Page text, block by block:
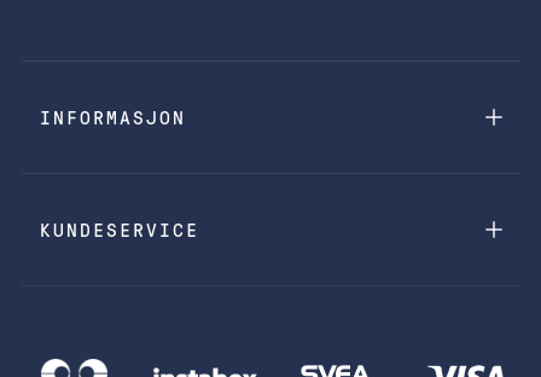
INFORMASJON
KUNDESERVICE